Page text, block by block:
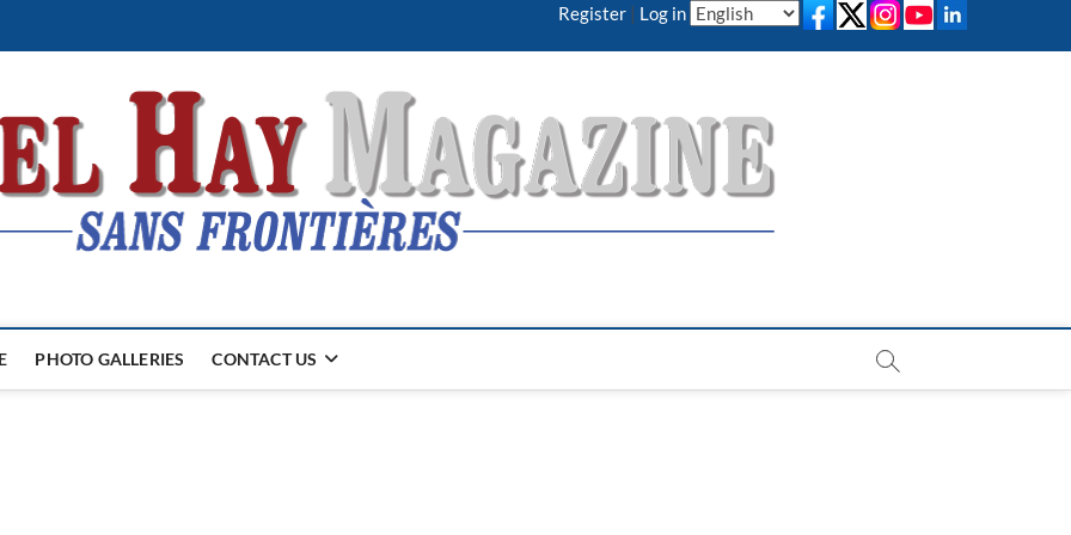
Register | Log in
PHOTO GALLERIES CONTACT US